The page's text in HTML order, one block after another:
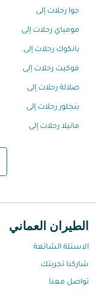
جوا رحلات إلى
مومباي رحلات إلى
بانكوك رحلات إلى
فوكيت رحلات إلى
صلالة رحلات إلى
بنجلور رحلات إلى
مانيلا رحلات إلى
الطيران العماني
الاسئلة الشائعة
شاركنا تجربتك
تواصل معنا